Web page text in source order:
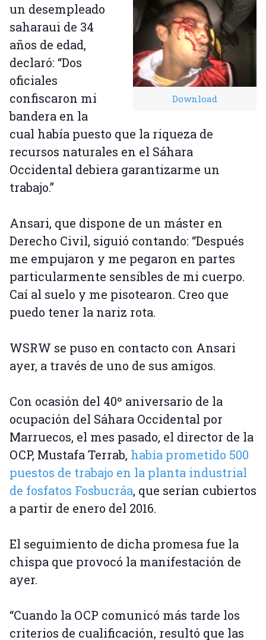
Download
un desempleado
saharaui de 34
años de edad,
declaró: “Dos
oficiales
confiscaron mi
bandera en la
cual había puesto que la riqueza de
recursos naturales en el Sáhara
Occidental debiera garantizarme un
trabajo.”
Ansari, que dispone de un máster en
Derecho Civil, siguió contando: “Después
me empujaron y me pegaron en partes
particularmente sensibles de mi cuerpo.
Caí al suelo y me pisotearon. Creo que
puedo tener la nariz rota.
WSRW se puso en contacto con Ansari
ayer, a través de uno de sus amigos.
Con ocasión del 40º aniversario de la
ocupación del Sáhara Occidental por
Marruecos, el mes pasado, el director de la
OCP, Mustafa Terrab, había prometido 500
puestos de trabajo en la planta industrial
de fosfatos Fosbucráa, que serían cubiertos
a partir de enero del 2016.
El seguimiento de dicha promesa fue la
chispa que provocó la manifestación de
ayer.
“Cuando la OCP comunicó más tarde los
criterios de cualificación, resultó que las